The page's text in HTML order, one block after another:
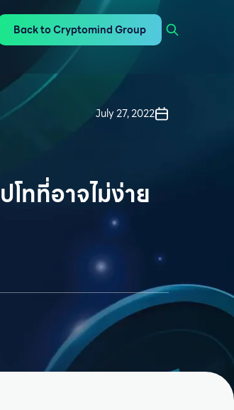
Back to Cryptomind Group
July 27, 2022
ทที่อาจไม่ง่าย